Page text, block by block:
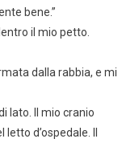
bene.”
il mio petto.
dalla rabbia, e mi
lato. Il mio cranio
d’ospedale. Il